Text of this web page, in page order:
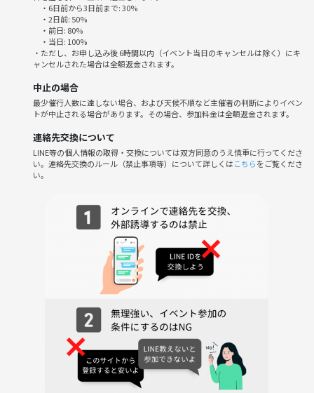
🕓【時間】15時00分～18時まで
💴【参加費】
🚉【場所】:300 BAR NEXT (300BAR 3店舗ありますので、会場はNEXT
※店を完全貸し切りにしております。
日比谷駅出口A13は最寄りの出口です
◆━━━━━━━━━━━━━━━━━━━━━━━◆
◆━━━━━━━━━━━━━━━━━━━━━━━◆
-お洒落な場所：300BAR NEXT。
-楽しくスピーキング練習ができる。
-海外の方と仲良くなれる。
-国際交流好きが集まるイベント
-場所は、銀座ですので、どこからでもアクセスがとても便利です。
-英語/中国語/日本語ランゲージエクスチェンジですので、言語の練習に
👫〜こんな方にお勧めです〜👫
・6日前から3日前まで: 30%
・2日前: 50%
・前日: 80%
・当日: 100%
・ただし、お申し込み後 6時間以内（イベント当日のキャンセルは除く）にキ
ャンセルされた場合は全額返金されます。
中止の場合
最少催行人数に達しない場合、および天候不順など主催者の判断によりイベン
トが中止される場合があります。その場合、参加料金は全額返金されます。
連絡先交換について
LINE等の個人情報の取得・交換については双方同意のうえ慎重に行ってくださ
い。連絡先交換のルール（禁止事項等）について詳しくはこちらをご覧くださ
い。